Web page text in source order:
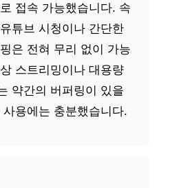
접속 가능했습니다. 속
튜브 시청이나 간단한
은 전혀 무리 없이 가능
스트리밍이나 대용량
약간의 버퍼링이 있을
용에는 충분했습니다.